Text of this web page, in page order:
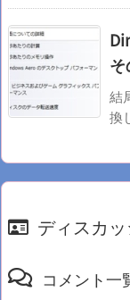
そ
結
換
ディスカ
コメント一